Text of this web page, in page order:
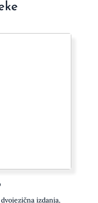
izdanja,